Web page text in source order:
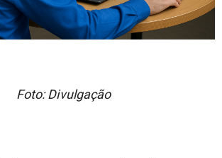
Foto: Divulgação